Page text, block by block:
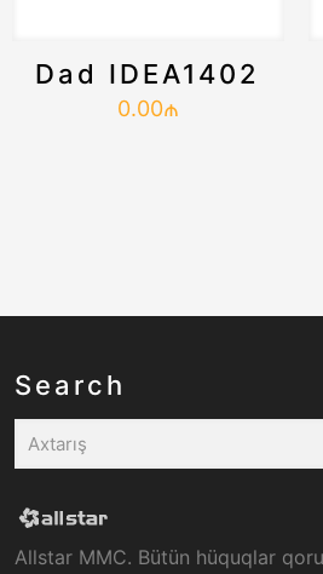
Dad IDEA1402
0.00₼
Search
Allstar MMC. Bütün hüquqlar